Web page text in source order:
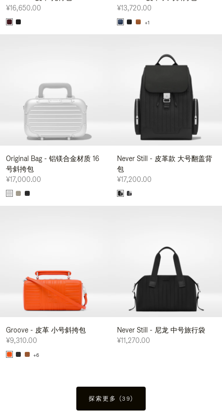
¥16,650.00
¥13,720.00
+1
Original Bag - 铝镁合金材质 16
号斜挎包
¥17,000.00
Never Still - 皮革款 大号翻盖背
包
¥17,200.00
Groove - 皮革 小号斜挎包
¥9,310.00
+6
Never Still - 尼龙 中号旅行袋
¥11,270.00
探索更多 (39)